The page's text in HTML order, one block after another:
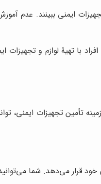
ایمنی ببینند. عدم
با تهیۀ لوازم و
تأمین تجهیزات ایمنی،
قرار می‌دهد. شما می‌توانید